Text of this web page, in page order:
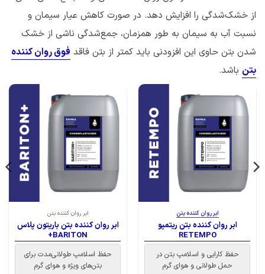
از خشک‌شدگی را افزایش دهد. در صورت کاهش عیار سیمان و
نسبت آب به سیمان به طور همزمان، جمع‌شدگی ناشی از خشک
شدن بتن حاوی این افزودنی باید کمتر از بتن فاقد فوق روان کننده
بتن باشد.
ابر روان کننده بتن
ابر روان کننده بتن ریتمپو
RETEMPO
حفظ کارایی و اسلامپ بتن در
حمل طولانی و هوای گرم
ابر روان کننده بتن
ابر روان کننده بتن باریتون پلاس
BARITON+
حفظ اسلامپ طولانی‌مدت برای
بتن‌های ویژه و هوای گرم